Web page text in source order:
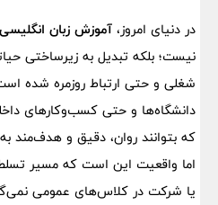
در دنیای امروز، آموزش زبان انگلیسی
نیست؛ بلکه تبدیل به زیرساختی
شغلی و حتی ارتباط روزمره شده
دانشگاه‌ها و حتی کسب‌وکارهای
که بتوانند روان، دقیق و هدف‌مند به
اما واقعیت این است که مسیر تسلط
یا شرکت در کلاس‌های عمومی